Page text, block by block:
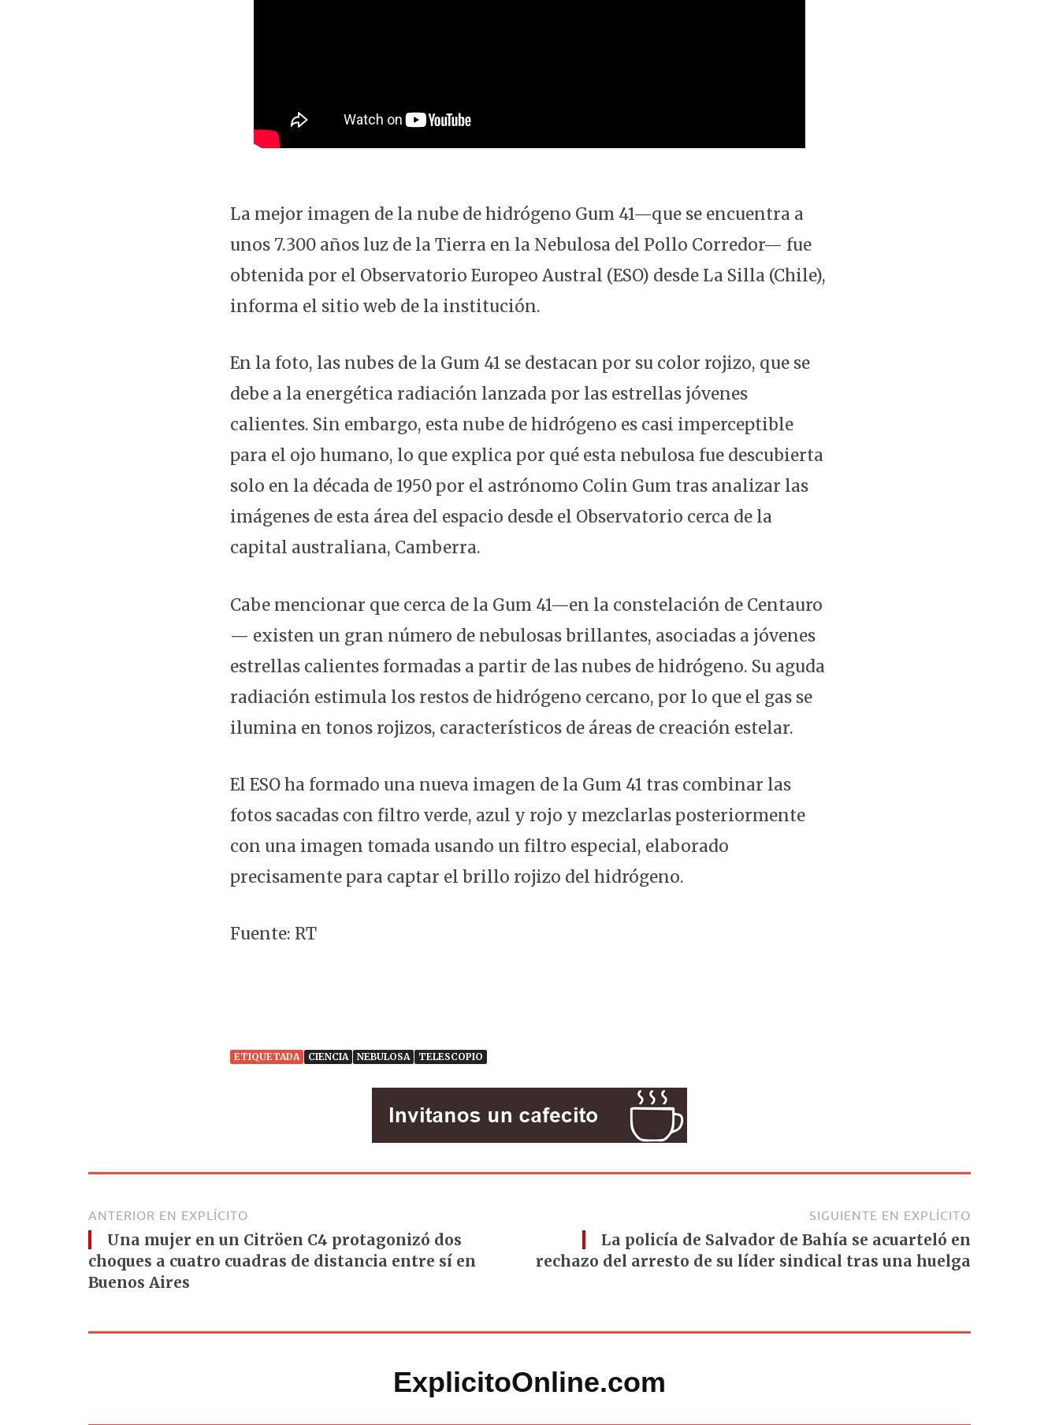
La mejor imagen de la nube de hidrógeno Gum 41—que se encuentra a
unos 7.300 años luz de la Tierra en la Nebulosa del Pollo Corredor— fue
obtenida por el Observatorio Europeo Austral (ESO) desde La Silla (Chile),
informa el sitio web de la institución.
En la foto, las nubes de la Gum 41 se destacan por su color rojizo, que se
debe a la energética radiación lanzada por las estrellas jóvenes
calientes. Sin embargo, esta nube de hidrógeno es casi imperceptible
para el ojo humano, lo que explica por qué esta nebulosa fue descubierta
solo en la década de 1950 por el astrónomo Colin Gum tras analizar las
imágenes de esta área del espacio desde el Observatorio cerca de la
capital australiana, Camberra.
Cabe mencionar que cerca de la Gum 41—en la constelación de Centauro
— existen un gran número de nebulosas brillantes, asociadas a jóvenes
estrellas calientes formadas a partir de las nubes de hidrógeno. Su aguda
radiación estimula los restos de hidrógeno cercano, por lo que el gas se
ilumina en tonos rojizos, característicos de áreas de creación estelar.
El ESO ha formado una nueva imagen de la Gum 41 tras combinar las
fotos sacadas con filtro verde, azul y rojo y mezclarlas posteriormente
con una imagen tomada usando un filtro especial, elaborado
precisamente para captar el brillo rojizo del hidrógeno.
Fuente: RT
ETIQUETADA CIENCIA NEBULOSA TELESCOPIO
ANTERIOR EN EXPLÍCITO
Una mujer en un Citröen C4 protagonizó dos
choques a cuatro cuadras de distancia entre sí en
Buenos Aires
SIGUIENTE EN EXPLÍCITO
La policía de Salvador de Bahía se acuarteló en
rechazo del arresto de su líder sindical tras una huelga
ExplicitoOnline.com